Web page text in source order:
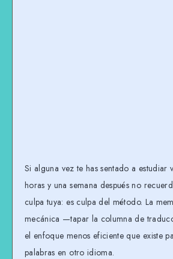
Si alguna vez te has sentado a estudiar
horas y una semana después no
culpa tuya: es culpa del método. La
mecánica —tapar la columna de
el enfoque menos eficiente que existe
palabras en otro idioma.